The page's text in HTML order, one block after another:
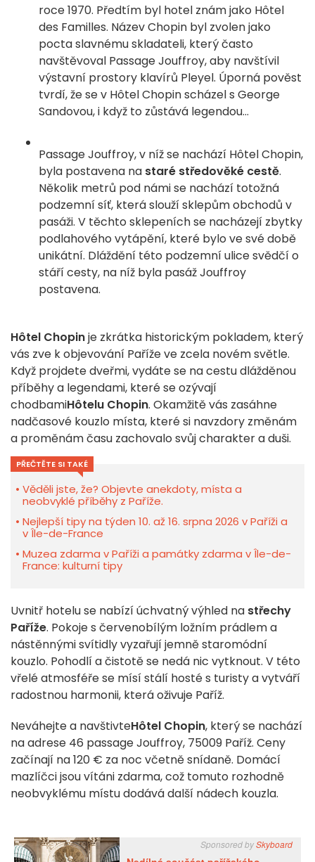
roce 1970. Předtím byl hotel znám jako Hôtel
des Familles. Název Chopin byl zvolen jako
pocta slavnému skladateli, který často
navštěvoval Passage Jouffroy, aby navštívil
výstavní prostory klavírů Pleyel. Úporná pověst
tvrdí, že se v Hôtel Chopin scházel s George
Sandovou, i když to zůstává legendou...
Passage Jouffroy, v níž se nachází Hôtel Chopin,
byla postavena na staré středověké cestě.
Několik metrů pod námi se nachází totožná
podzemní síť, která slouží sklepům obchodů v
pasáži. V těchto sklepeních se nacházejí zbytky
podlahového vytápění, které bylo ve své době
unikátní. Dláždění této podzemní ulice svědčí o
stáří cesty, na níž byla pasáž Jouffroy
postavena.
Hôtel Chopinje zkrátka historickým pokladem, který
vás zve k objevování Paříže ve zcela novém světle.
Když projdete dveřmi, vydáte se na cestu dlážděnou
příběhy a legendami, které se ozývají
chodbamiHôtelu Chopin. Okamžitě vás zasáhne
nadčasové kouzlo místa, které si navzdory změnám
a proměnám času zachovalo svůj charakter a duši.
PŘEČTĚTE SI TAKÉ
Věděli jste, že? Objevte anekdoty, místa a
neobvyklé příběhy z Paříže.
Nejlepší tipy na týden 10. až 16. srpna 2026 v Paříži a
v Île-de-France
Muzea zdarma v Paříži a památky zdarma v Île-de-
France: kulturní tipy
Uvnitř hotelu se nabízí úchvatný výhled na střechy
Paříže. Pokoje s červenobílým ložním prádlem a
nástěnnými svítidly vyzařují jemně staromódní
kouzlo. Pohodlí a čistotě se nedá nic vytknout. V této
vřelé atmosféře se mísí stálí hosté s turisty a vytváří
radostnou harmonii, která oživuje Paříž.
Neváhejte a navštivteHôtel Chopin, který se nachází
na adrese 46 passage Jouffroy, 75009 Paříž. Ceny
začínají na 120 € za noc včetně snídaně. Domácí
mazlíčci jsou vítáni zdarma, což tomuto rozhodně
neobvyklému místu dodává další nádech kouzla.